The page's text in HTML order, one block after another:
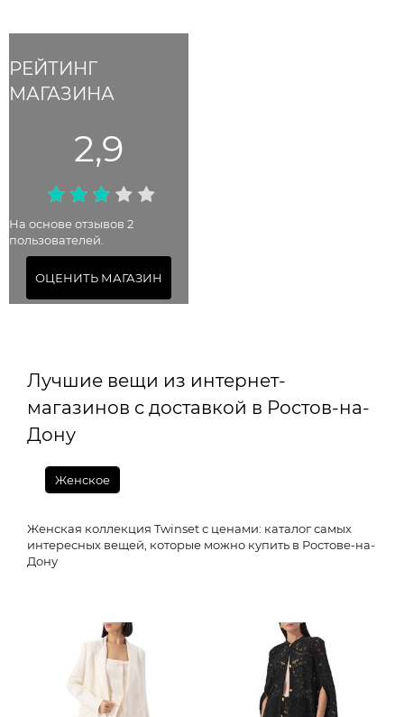
РЕЙТИНГ
МАГАЗИНА
2,9
На основе отзывов 2
пользователей.
ОЦЕНИТЬ МАГАЗИН
Лучшие вещи из интернет-
магазинов с доставкой в Ростов-на-
Дону
Женское
Женская коллекция Twinset с ценами: каталог самых
интересных вещей, которые можно купить в Ростове-на-
Дону